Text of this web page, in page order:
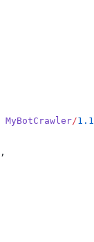
MyBotCrawler/1.1
,